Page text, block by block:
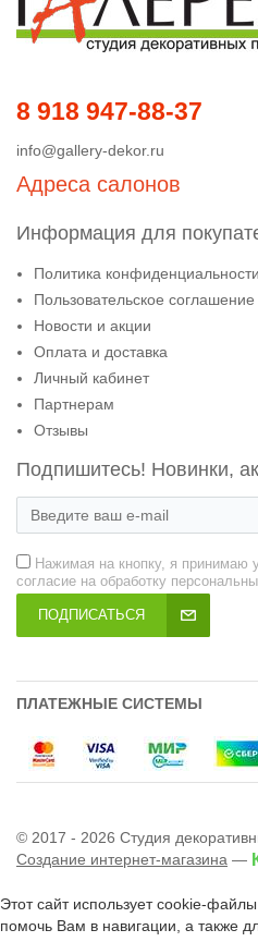
8 918 947-88-37
info@gallery-dekor.ru
Адреса салонов
Информация для
Политика конфиденциальности
Пользовательское соглашение
Новости и акции
Оплата и доставка
Личный кабинет
Партнерам
Отзывы
Подпишитесь! Новинки,
Нажимая на кнопку, я принимаю
согласие на обработку
ПОДПИСАТЬСЯ
ПЛАТЕЖНЫЕ СИСТЕМЫ
© 2017 - 2026 Студия
Создание интернет-магазина —
Этот сайт использует cookie-
помочь Вам в навигации, а также